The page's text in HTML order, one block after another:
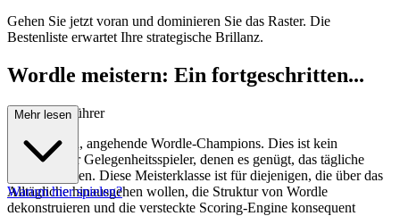
Gehen Sie jetzt voran und dominieren Sie das Raster. Die
Bestenliste erwartet Ihre strategische Brillanz.
Wordle meistern: Ein fortgeschritten...
er Strategieführer
Willkommen, angehende Wordle-Champions. Dies ist kein
Leitfaden für Gelegenheitsspieler, denen es genügt, das tägliche
Rätsel zu lösen. Diese Meisterklasse ist für diejenigen, die über das
Alltägliche hinausgehen wollen, die Struktur von Wordle
dekonstruieren und die versteckte Scoring-Engine konsequent
Mehr lesen
Warum hier spielen?